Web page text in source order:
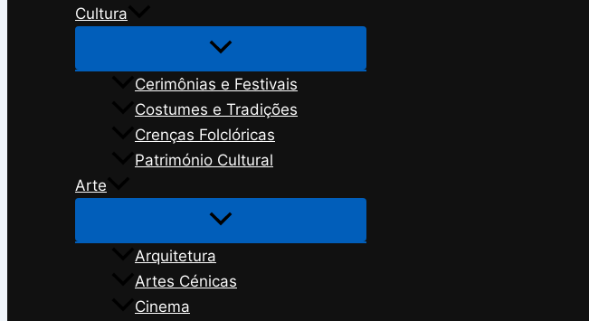
Cultura
Cerimônias e Festivais
Costumes e Tradições
Crenças Folclóricas
Património Cultural
Arte
Arquitetura
Artes Cénicas
Cinema